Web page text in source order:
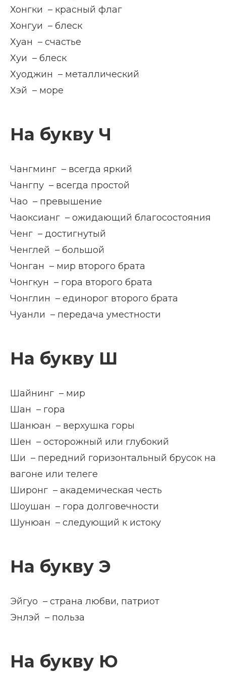
Хонгки – красный флаг
Хонгуи – блеск
Хуан – счастье
Хуи – блеск
Хуоджин – металлический
Хэй – море
На букву Ч
Чангминг – всегда яркий
Чангпу – всегда простой
Чао – превышение
Чаоксианг – ожидающий благосостояния
Ченг – достигнутый
Ченглей – большой
Чонган – мир второго брата
Чонгкун – гора второго брата
Чонглин – единорог второго брата
Чуанли – передача уместности
На букву Ш
Шайнинг – мир
Шан – гора
Шанюан – верхушка горы
Шен – осторожный или глубокий
Ши – передний горизонтальный брусок на
вагоне или телеге
Широнг – академическая честь
Шоушан – гора долговечности
Шунюан – следующий к истоку
На букву Э
Эйгуо – страна любви, патриот
Энлэй – польза
На букву Ю